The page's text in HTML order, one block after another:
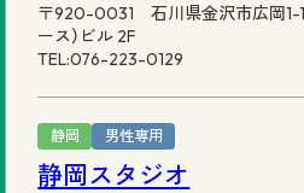
〒920-0031 石川県金沢市広岡1-
ース）ビル 2F
TEL:076-223-0129
静岡 男性専用
静岡スタジオ